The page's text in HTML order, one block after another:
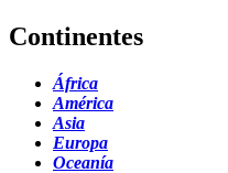
Continentes
África
América
Asia
Europa
Oceanía